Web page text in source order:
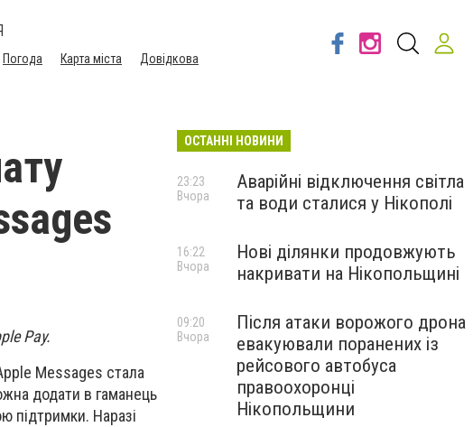
Погода Карта міста Довідкова
Pay.
Messages стала
додати в гаманець
підтримки. Наразі
ОСТАННІ НОВИНИ
Аварійні відключення світла
та води сталися у Нікополі
23:23
Вчора
Нові ділянки продовжують
накривати на Нікопольщині
16:22
Вчора
Після атаки ворожого дрона
евакуювали поранених із
рейсового автобуса
правоохоронці
Нікопольщини
09:20
Вчора